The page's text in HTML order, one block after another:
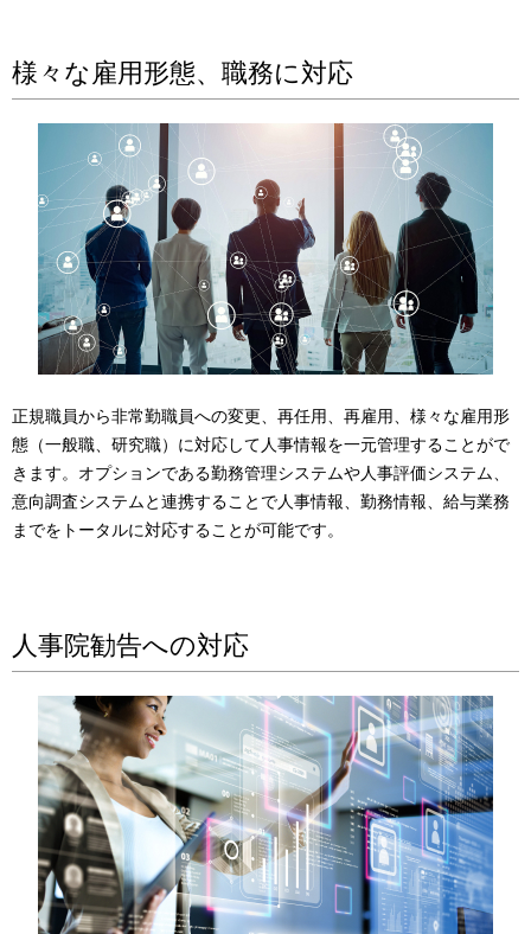
様々な雇用形態、職務に対応
正規職員から非常勤職員への変更、再任用、再雇用、様々な雇用形
態（一般職、研究職）に対応して人事情報を一元管理することがで
きます。オプションである勤務管理システムや人事評価システム、
意向調査システムと連携することで人事情報、勤務情報、給与業務
までをトータルに対応することが可能です。
人事院勧告への対応